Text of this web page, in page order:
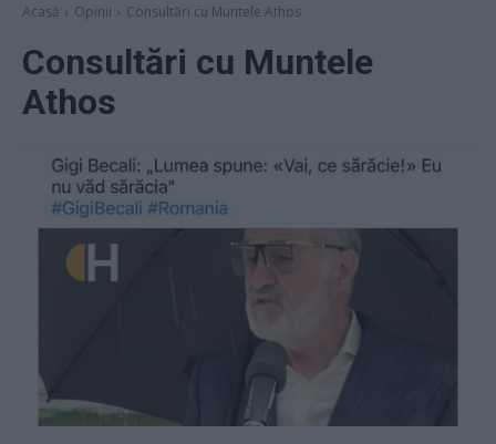
Acasă Opinii Consultări cu Muntele Athos
Consultări cu Muntele
Athos